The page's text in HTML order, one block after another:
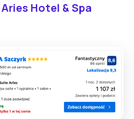
Hotel & Spa